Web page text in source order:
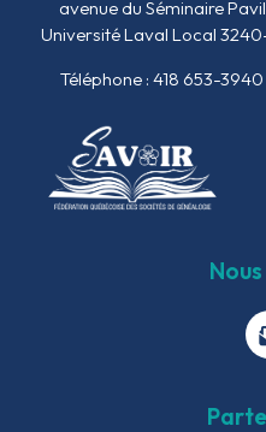
avenue du Séminaire
Université Laval Local
Téléphone : 418 653-3940